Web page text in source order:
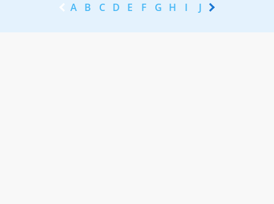
A B C D E F G H I J K